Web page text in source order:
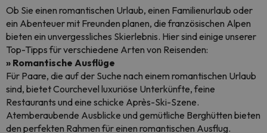
Ob Sie einen romantischen Urlaub, einen Familienurlaub oder
ein Abenteuer mit Freunden planen, die französischen Alpen
bieten ein unvergessliches Skierlebnis. Hier sind einige unserer
Top-Tipps für verschiedene Arten von Reisenden:
» Romantische Ausflüge
Für Paare, die auf der Suche nach einem romantischen Urlaub
sind, bietet Courchevel luxuriöse Unterkünfte, feine
Restaurants und eine schicke Après-Ski-Szene.
Atemberaubende Ausblicke und gemütliche Berghütten bieten
den perfekten Rahmen für einen romantischen Ausflug.